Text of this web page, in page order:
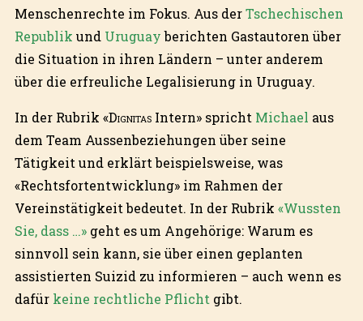
Menschenrechte im Fokus. Aus derTschechischen
Republik und Uruguayberichten Gastautoren über
die Situation in ihren Ländern – unter anderem
über die erfreuliche Legalisierung in Uruguay.
In der Rubrik «DignitasIntern» spricht Michael aus
dem Team Aussenbeziehungen über seine
Tätigkeit und erklärt beispielsweise, was
«Rechtsfortentwicklung» im Rahmen der
Vereinstätigkeit bedeutet. In der Rubrik «Wussten
Sie, dass …»geht es um Angehörige: Warum es
sinnvoll sein kann, sie über einen geplanten
assistierten Suizid zu informieren – auch wenn es
dafür keine rechtliche Pflicht gibt.